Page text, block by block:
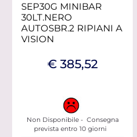
SEP30G MINIBAR
30LT.NERO
AUTOSBR.2 RIPIANI A
VISION
€ 385,52
Non Disponibile - Consegna
prevista entro 10 giorni